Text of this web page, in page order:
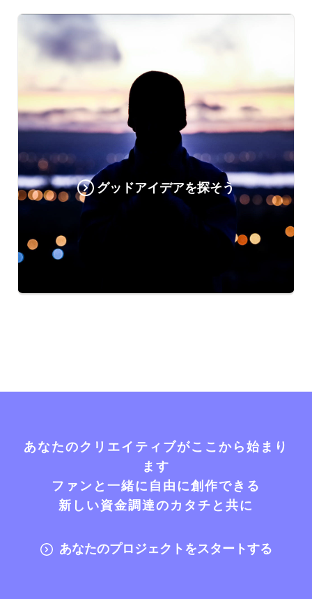
グッドアイデアを探そう
あなたのクリエイティブがここから始まり
ます
ファンと一緒に自由に創作できる
新しい資金調達のカタチと共に
あなたのプロジェクトをスタートする